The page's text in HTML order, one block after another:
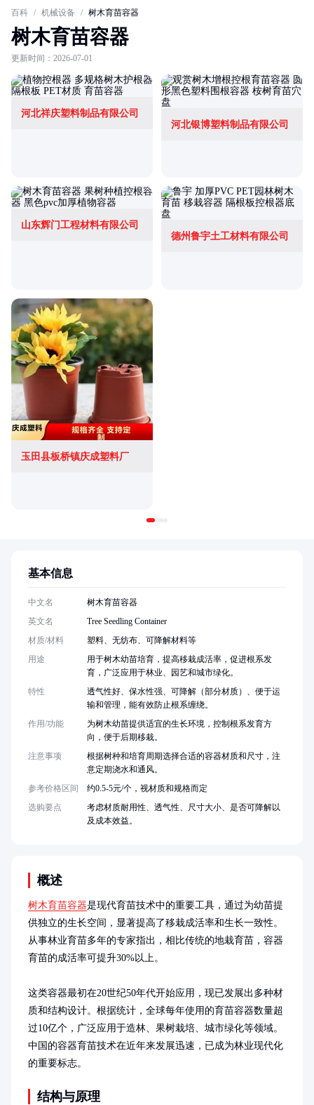
百科 / 机械设备 / 树木育苗容器
树木育苗容器
更新时间：2026-07-01
河北祥庆塑料制品有限公司
河北银博塑料制品有限公司
山东辉门工程材料有限公司
德州鲁宇土工材料有限公司
玉田县板桥镇庆成塑料厂
概述
树木育苗容器是现代育苗技术中的重要工具，通过为幼苗提
供独立的生长空间，显著提高了移栽成活率和生长一致性。
从事林业育苗多年的专家指出，相比传统的地栽育苗，容器
育苗的成活率可提升30%以上。
这类容器最初在20世纪50年代开始应用，现已发展出多种材
质和结构设计。根据统计，全球每年使用的育苗容器数量超
过10亿个，广泛应用于造林、果树栽培、城市绿化等领域。
中国的容器育苗技术在近年来发展迅速，已成为林业现代化
的重要标志。
结构与原理
基本信息
中文名
树木育苗容器
英文名
Tree Seedling Container
材质/材料
塑料、无纺布、可降解材料等
用途
用于树木幼苗培育，提高移栽成活率，促进根系发
育，广泛应用于林业、园艺和城市绿化。
特性
透气性好、保水性强、可降解（部分材质）、便于运
输和管理，能有效防止根系缠绕。
作用/功能
为树木幼苗提供适宜的生长环境，控制根系发育方
向，便于后期移栽。
注意事项
根据树种和培育周期选择合适的容器材质和尺寸，注
意定期浇水和通风。
参考价格区间
约0.5-5元/个，视材质和规格而定
选购要点
考虑材质耐用性、透气性、尺寸大小、是否可降解以
及成本效益。